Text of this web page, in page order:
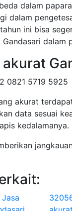
dalam
dalam
ini bisa
Gandasari dalam
akurat
0821 5719 5925
akurat
data sesuai
kedalamanya.